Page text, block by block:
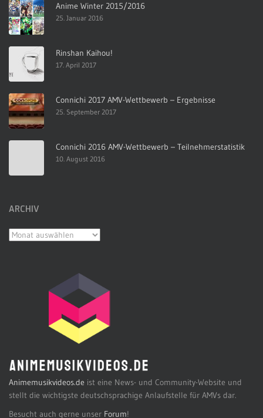
Anime Winter 2015/2016
25. Januar 2016
Rinshan Kaihou!
17. April 2017
Connichi 2017 AMV-Wettbewerb – Ergebnisse
25. September 2017
Connichi 2016 AMV-Wettbewerb – Teilnehmerstatistik
10. August 2016
ARCHIV
Archiv
Animemusikvideos.de ist eine News- und Community-Website und
stellt die wichtigste deutschsprachige Anlaufstelle für AMVs dar.
Besucht auch gerne unser Forum!